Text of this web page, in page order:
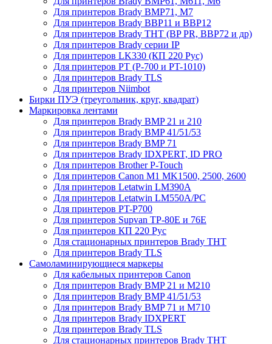
Для принтеров Brady BMP71, M7
Для принтеров Brady BBP11 и BBP12
Для принтеров Brady THT (BP PR, BBP72 и др)
Для принтеров Brady серии IP
Для принтеров LK330 (КП 220 Рус)
Для принтеров PT (P-700 и PT-1010)
Для принтеров Brady TLS
Для принтеров Niimbot
Бирки ПУЭ (треугольник, круг, квадрат)
Маркировка лентами
Для принтеров Brady BMP 21 и 210
Для принтеров Brady BMP 41/51/53
Для принтеров Brady BMP 71
Для принтеров Brady IDXPERT, ID PRO
Для принтеров Brother P-Touch
Для принтеров Canon M1 MK1500, 2500, 2600
Для принтеров Letatwin LM390A
Для принтеров Letatwin LM550A/PC
Для принтеров PT-P700
Для принтеров Supvan TP-80E и 76E
Для принтеров КП 220 Рус
Для стационарных принтеров Brady THT
Для принтеров Brady TLS
Самоламинирующиеся маркеры
Для кабельных принтеров Canon
Для принтеров Brady BMP 21 и M210
Для принтеров Brady BMP 41/51/53
Для принтеров Brady BMP 71 и M710
Для принтеров Brady IDXPERT
Для принтеров Brady TLS
Для стационарных принтеров Brady THT